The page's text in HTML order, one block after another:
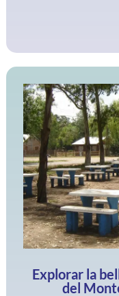
Explorar la
del
San Miguel del
podemos pasar